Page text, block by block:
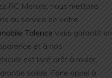
RC Motors, nous mettons
au service de votre
Talence vous garantit un
et à nos
est livré prêt à rouler,
solide. Faire appel à